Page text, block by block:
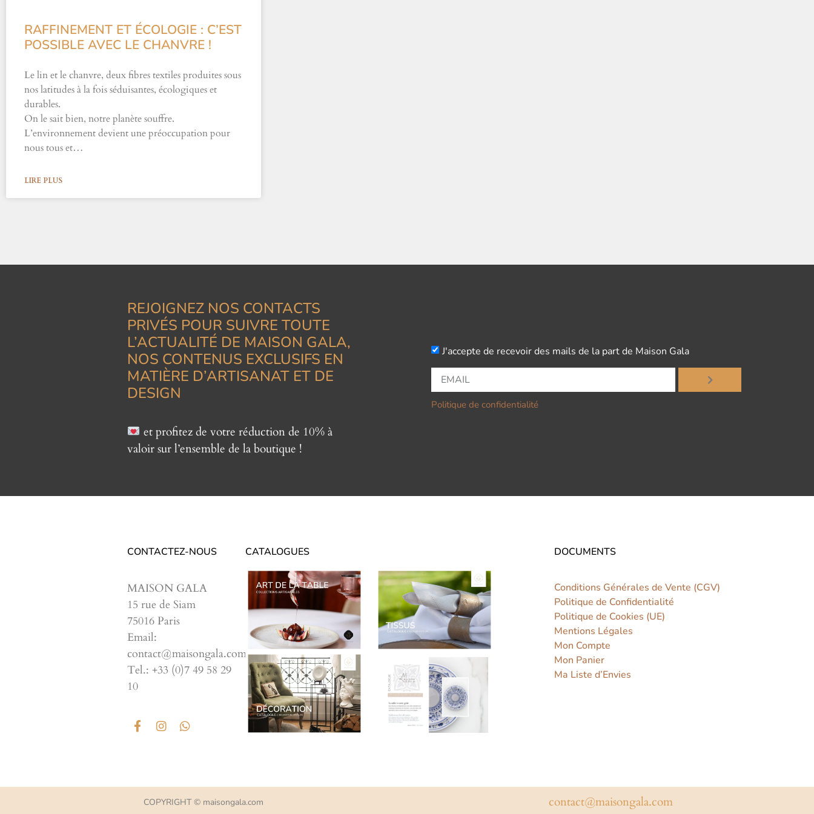
RAFFINEMENT ET ÉCOLOGIE : C’EST
POSSIBLE AVEC LE CHANVRE !
Le lin et le chanvre, deux fibres textiles produites sous
nos latitudes à la fois séduisantes, écologiques et
durables.
On le sait bien, notre planète souffre.
L’environnement devient une préoccupation pour
nous tous et…
LIRE PLUS
REJOIGNEZ NOS CONTACTS
PRIVÉS POUR SUIVRE TOUTE
L’ACTUALITÉ DE MAISON GALA,
NOS CONTENUS EXCLUSIFS EN
MATIÈRE D’ARTISANAT ET DE
DESIGN
et profitez de votre réduction de 10% à
valoir sur l’ensemble de la boutique !
J'accepte de recevoir des mails de la part de Maison Gala
Politique de confidentialité
CONTACTEZ-NOUS
MAISON GALA
15 rue de Siam
75016 Paris
Email:
contact@maisongala.com
Tel.: +33 (0)7 49 58 29
10
CATALOGUES DOCUMENTS
Conditions Générales de Vente (CGV)
Politique de Confidentialité
Politique de Cookies (UE)
Mentions Légales
Mon Compte
Mon Panier
Ma Liste d’Envies
COPYRIGHT © maisongala.com contact@maisongala.com